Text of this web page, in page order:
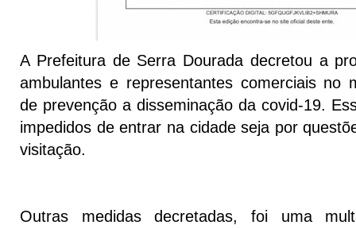
A Prefeitura de Serra Dourada decretou a
ambulantes e representantes comerciais no
de prevenção a disseminação da covid-19.
impedidos de entrar na cidade seja por
visitação.
Outras medidas decretadas, foi uma